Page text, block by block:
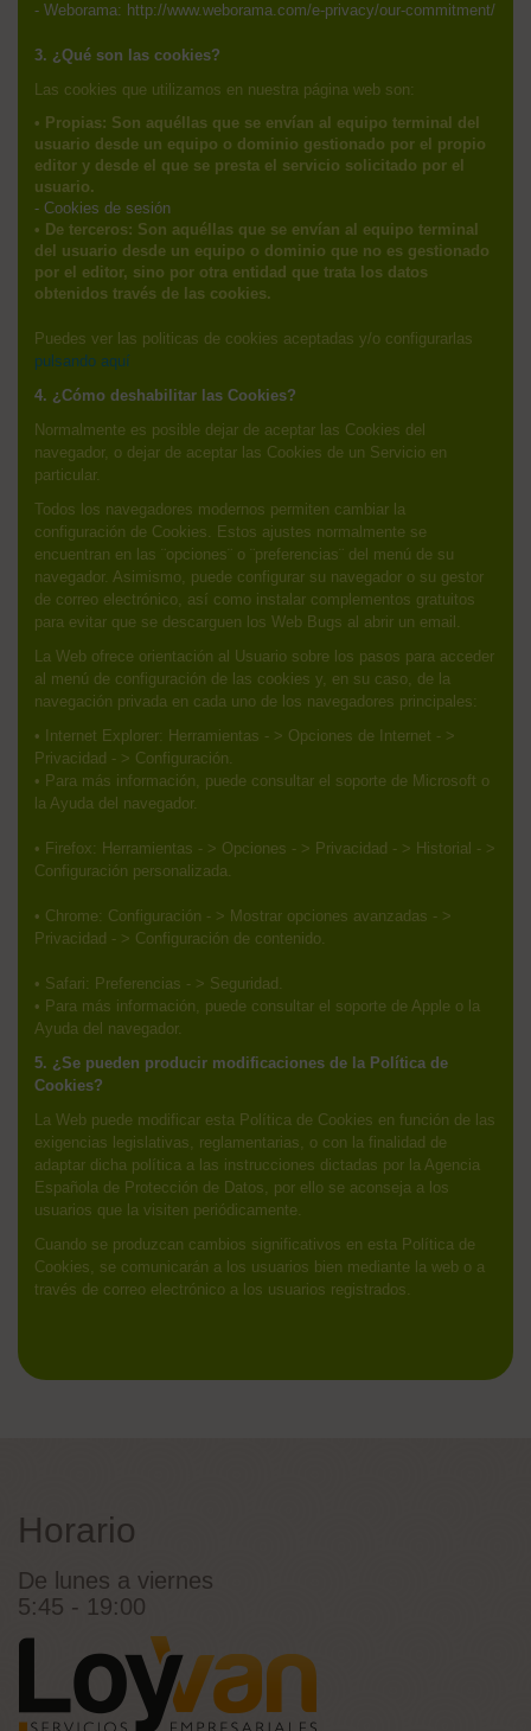
- Weborama: http://www.weborama.com/e-privacy/our-commitment/
3. ¿Qué son las cookies?
Las cookies que utilizamos en nuestra página web son:
• Propias: Son aquéllas que se envían al equipo terminal del
usuario desde un equipo o dominio gestionado por el propio
editor y desde el que se presta el servicio solicitado por el
usuario.
- Cookies de sesión
• De terceros: Son aquéllas que se envían al equipo terminal
del usuario desde un equipo o dominio que no es gestionado
por el editor, sino por otra entidad que trata los datos
obtenidos través de las cookies.
Puedes ver las politicas de cookies aceptadas y/o configurarlas
pulsando aquí
4. ¿Cómo deshabilitar las Cookies?
Normalmente es posible dejar de aceptar las Cookies del
navegador, o dejar de aceptar las Cookies de un Servicio en
particular.
Todos los navegadores modernos permiten cambiar la
configuración de Cookies. Estos ajustes normalmente se
encuentran en las ¨opciones¨ o ¨preferencias¨ del menú de su
navegador. Asimismo, puede configurar su navegador o su gestor
de correo electrónico, así como instalar complementos gratuitos
para evitar que se descarguen los Web Bugs al abrir un email.
La Web ofrece orientación al Usuario sobre los pasos para acceder
al menú de configuración de las cookies y, en su caso, de la
navegación privada en cada uno de los navegadores principales:
• Internet Explorer: Herramientas - > Opciones de Internet - >
Privacidad - > Configuración.
• Para más información, puede consultar el soporte de Microsoft o
la Ayuda del navegador.
• Firefox: Herramientas - > Opciones - > Privacidad - > Historial - >
Configuración personalizada.
• Chrome: Configuración - > Mostrar opciones avanzadas - >
Privacidad - > Configuración de contenido.
• Safari: Preferencias - > Seguridad.
• Para más información, puede consultar el soporte de Apple o la
Ayuda del navegador.
5. ¿Se pueden producir modificaciones de la Política de
Cookies?
La Web puede modificar esta Política de Cookies en función de las
exigencias legislativas, reglamentarias, o con la finalidad de
adaptar dicha política a las instrucciones dictadas por la Agencia
Española de Protección de Datos, por ello se aconseja a los
usuarios que la visiten periódicamente.
Cuando se produzcan cambios significativos en esta Política de
Cookies, se comunicarán a los usuarios bien mediante la web o a
través de correo electrónico a los usuarios registrados.
Horario
De lunes a viernes
5:45 - 19:00